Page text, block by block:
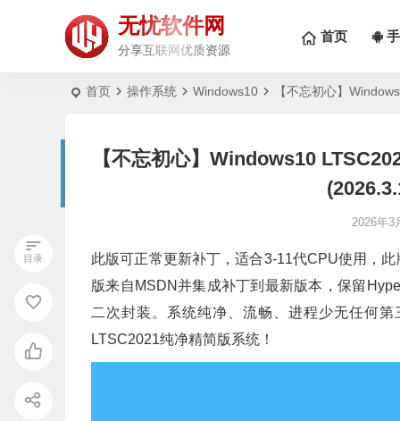
无忧软件网
分享互联网优质资源
首页
首页 操作系统 Windows10 【不忘初心】
【不忘初心】Windows10
2026年3
此版可正常更新补丁，适合3-11代CPU使用，
版来自MSDN并集成补丁到最新版本，保留
二次封装。系统纯净、流畅、进程少无任何
LTSC2021纯净精简版系统！